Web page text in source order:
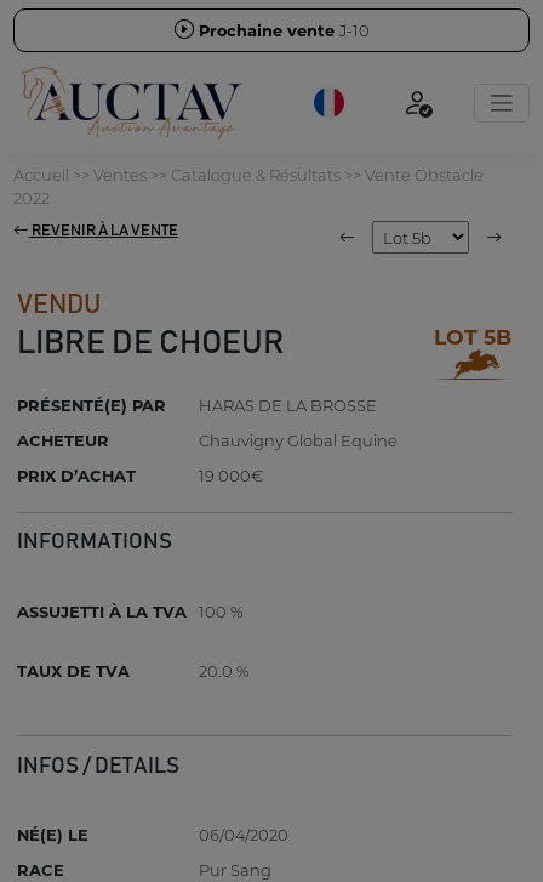
Prochaine vente J-10
Accueil >> Ventes>> Catalogue & Résultats>> Vente Obstacle
2022
REVENIR À LA VENTE
VENDU
LIBRE DE CHOEUR LOT 5B
PRÉSENTÉ(E) PAR
HARAS DE LA BROSSE
ACHETEUR
Chauvigny Global Equine
PRIX D’ACHAT
19 000€
INFORMATIONS
ASSUJETTI À LA TVA 100 %
TAUX DE TVA 20.0 %
INFOS / DETAILS
NÉ(E) LE
06/04/2020
RACE
Pur Sang